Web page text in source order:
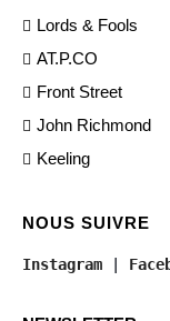
Lords & Fools
AT.P.CO
Front Street
John Richmond
Keeling
NOUS SUIVRE
Instagram |